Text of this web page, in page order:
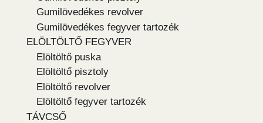
Gumilövedékes revolver
Gumilövedékes fegyver tartozék
ELÖLTÖLTŐ FEGYVER
Elöltöltő puska
Elöltöltő pisztoly
Elöltöltő revolver
Elöltöltő fegyver tartozék
TÁVCSŐ